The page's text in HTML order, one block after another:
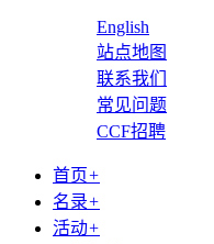
English
站点地图
联系我们
常见问题
CCF招聘
首页+
名录+
活动+